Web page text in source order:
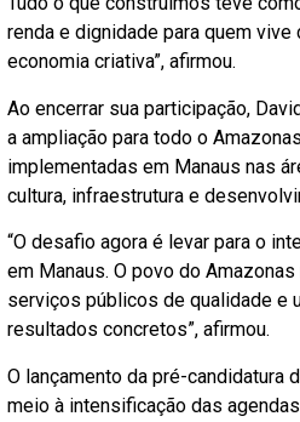
renda e dignidade para quem vive
economia criativa”, afirmou.
Ao encerrar sua participação,
a ampliação para todo o
implementadas em Manaus nas
cultura, infraestrutura e
“O desafio agora é levar para o
em Manaus. O povo do
serviços públicos de qualidade e
resultados concretos”, afirmou.
O lançamento da pré-candidatura
meio à intensificação das